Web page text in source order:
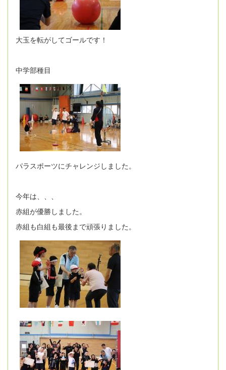
大玉を転がしてゴールです！
中学部種目
パラスポーツにチャレンジしました。
今年は、、、
赤組が優勝しました。
赤組も白組も最後まで頑張りました。